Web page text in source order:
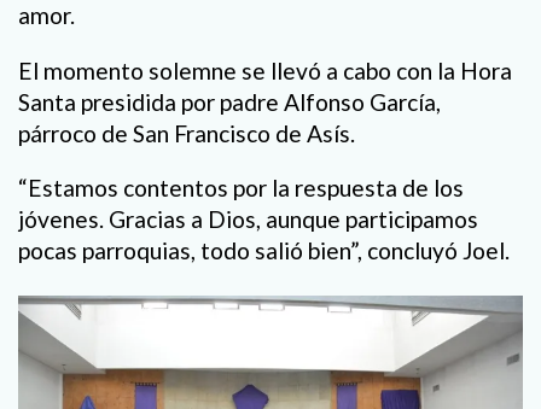
amor.
El momento solemne se llevó a cabo con la Hora
Santa presidida por padre Alfonso García,
párroco de San Francisco de Asís.
“Estamos contentos por la respuesta de los
jóvenes. Gracias a Dios, aunque participamos
pocas parroquias, todo salió bien”, concluyó Joel.